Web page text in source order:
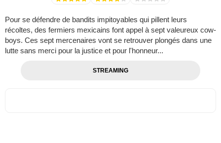
Pour se défendre de bandits impitoyables qui pillent leurs
récoltes, des fermiers mexicains font appel à sept valeureux cow-
boys. Ces sept mercenaires vont se retrouver plongés dans une
lutte sans merci pour la justice et pour l'honneur...
STREAMING